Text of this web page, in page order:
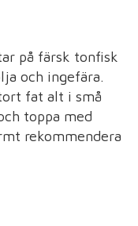
på färsk tonfisk
och ingefära.
fat alt i små
toppa med
rekommendera